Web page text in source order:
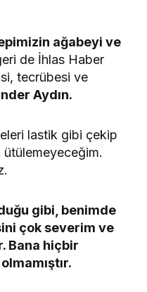
ağabeyi ve
de İhlas Haber
tecrübesi ve
Aydın.
lastik gibi çekip
gibi, benimde
çok severim ve
Bana hiçbir